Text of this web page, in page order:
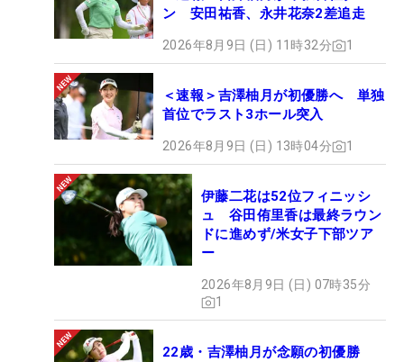
ン 安田祐香、永井花奈2差追走
2026年8月9日 (日) 11時32分 1
＜速報＞吉澤柚月が初優勝へ 単独
首位でラスト3ホール突入
2026年8月9日 (日) 13時04分 1
伊藤二花は52位フィニッシ
ュ 谷田侑里香は最終ラウン
ドに進めず/米女子下部ツア
ー
2026年8月9日 (日) 07時35分
1
22歳・吉澤柚月が念願の初優勝